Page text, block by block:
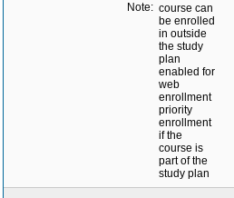
Note: course can
be enrolled
in outside
the study
plan
enabled for
web
enrollment
priority
enrollment
if the
course is
part of the
study plan